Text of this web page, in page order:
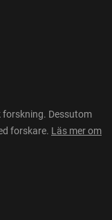
forskning. Dessutom
forskare. Läs mer om